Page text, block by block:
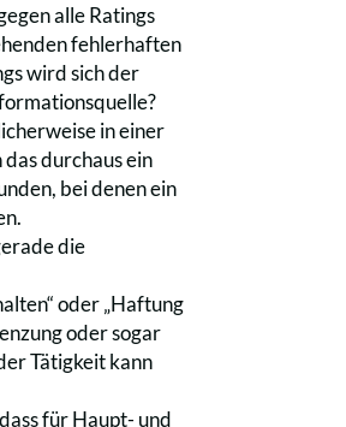
alle Ratings
fehlerhaften
wird sich der
in einer
durchaus ein
bei denen ein
die
oder „Haftung
oder sogar
Tätigkeit kann
für Haupt- und